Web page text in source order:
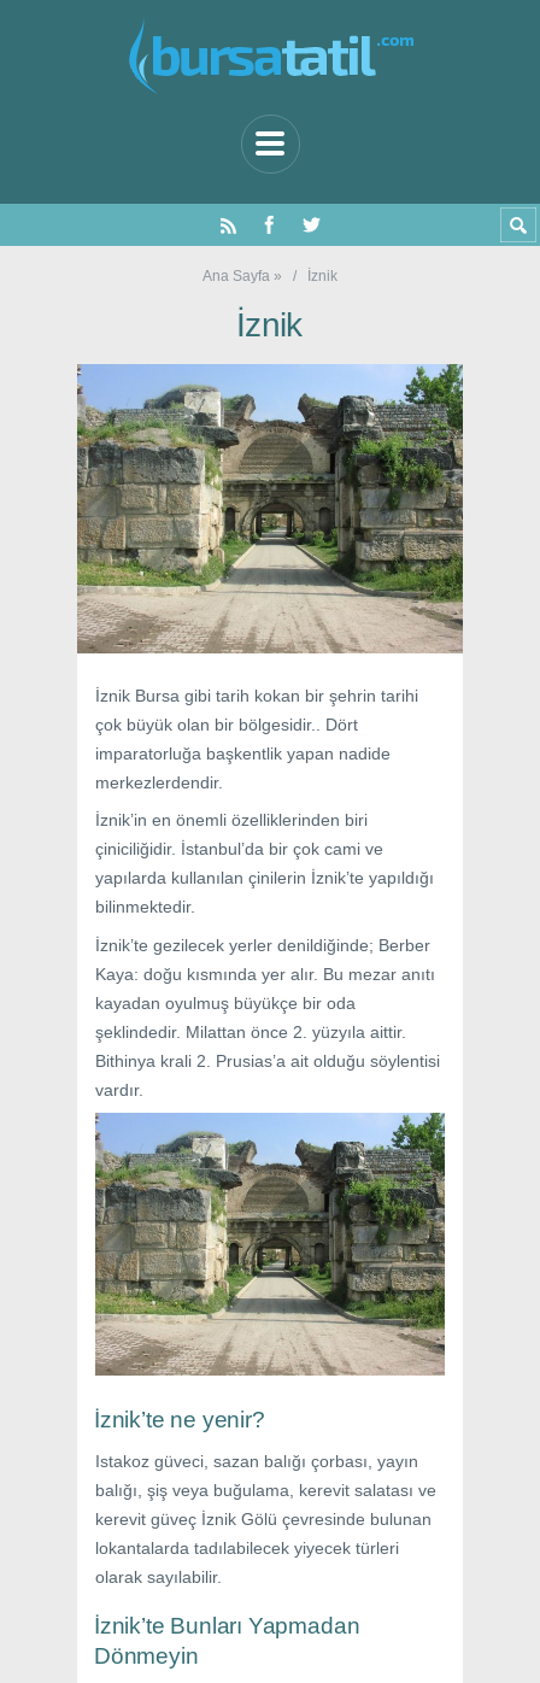
Ana Sayfa » İznik
İznik
İznik Bursa gibi tarih kokan bir şehrin tarihi
çok büyük olan bir bölgesidir.. Dört
imparatorluğa başkentlik yapan nadide
merkezlerdendir.
İznik’in en önemli özelliklerinden biri
çiniciliğidir. İstanbul’da bir çok cami ve
yapılarda kullanılan çinilerin İznik’te yapıldığı
bilinmektedir.
İznik’te gezilecek yerler denildiğinde; Berber
Kaya: doğu kısmında yer alır. Bu mezar anıtı
kayadan oyulmuş büyükçe bir oda
şeklindedir. Milattan önce 2. yüzyıla aittir.
Bithinya krali 2. Prusias’a ait olduğu söylentisi
vardır.
İznik’te ne yenir?
Istakoz güveci, sazan balığı çorbası, yayın
balığı, şiş veya buğulama, kerevit salatası ve
kerevit güveç İznik Gölü çevresinde bulunan
lokantalarda tadılabilecek yiyecek türleri
olarak sayılabilir.
İznik’te Bunları Yapmadan
Dönmeyin